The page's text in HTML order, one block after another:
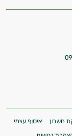
חשבון
איסוף עצמי